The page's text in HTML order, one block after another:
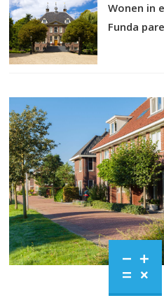
Wonen in
Funda